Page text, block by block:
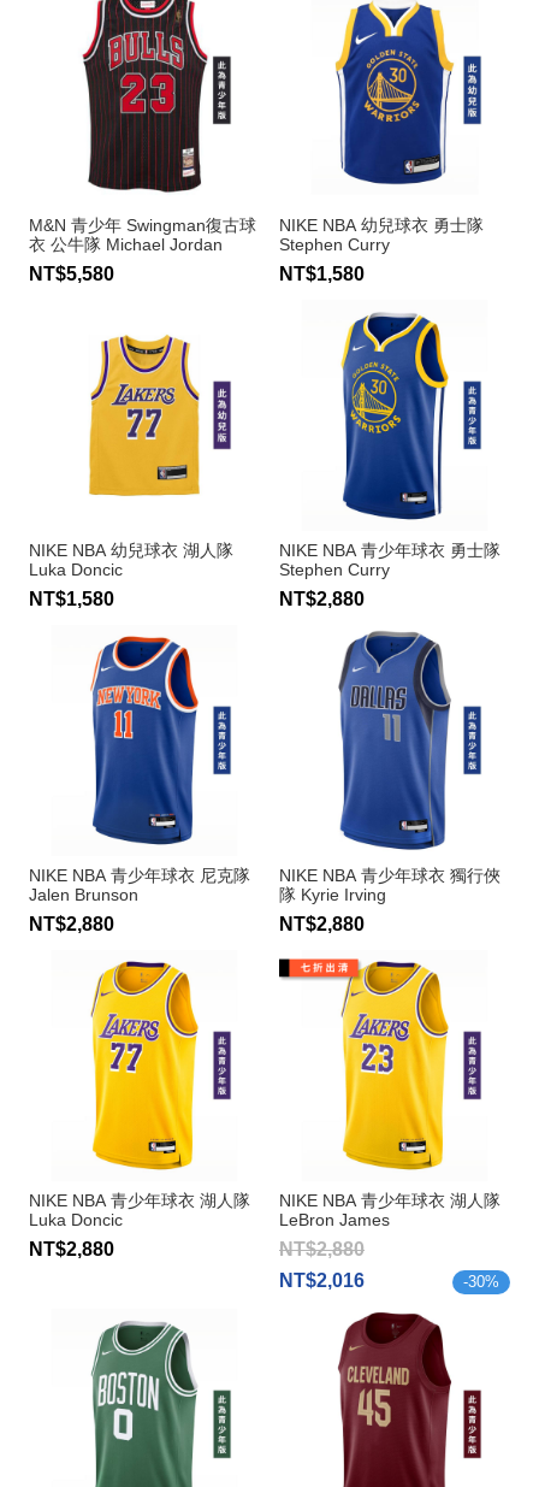
M&N 青少年 Swingman復古球
衣 公牛隊 Michael Jordan
NT$5,580
NIKE NBA 幼兒球衣 勇士隊
Stephen Curry
NT$1,580
NIKE NBA 幼兒球衣 湖人隊
Luka Doncic
NT$1,580
NIKE NBA 青少年球衣 勇士隊
Stephen Curry
NT$2,880
NIKE NBA 青少年球衣 尼克隊
Jalen Brunson
NT$2,880
NIKE NBA 青少年球衣 獨行俠
隊 Kyrie Irving
NT$2,880
NIKE NBA 青少年球衣 湖人隊
Luka Doncic
NT$2,880
NIKE NBA 青少年球衣 湖人隊
LeBron James
NT$2,880
NT$2,016
-30%